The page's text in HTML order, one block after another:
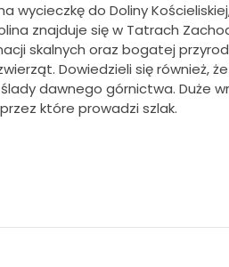
wycieczkę do Doliny
znajduje się w Tatrach
skalnych oraz bogatej
Dowiedzieli się również,
dawnego górnictwa. Duże
które prowadzi szlak.